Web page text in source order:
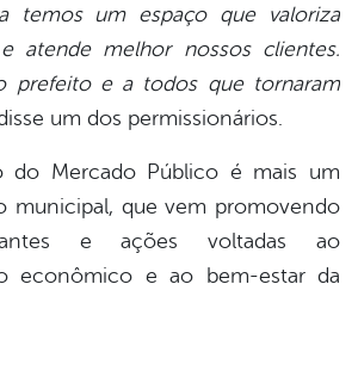
temos um espaço que valoriza
atende melhor nossos clientes.
prefeito e a todos que tornaram
um dos permissionários.
do Mercado Público é mais um
municipal, que vem promovendo
e ações voltadas ao
econômico e ao bem-estar da